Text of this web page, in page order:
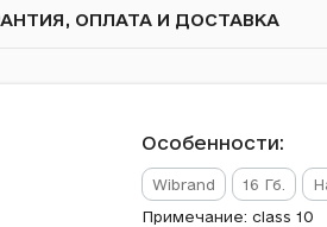
ОПЛАТА И ДОСТАВКА
Особенности:
Wibrand 16 Гб.
Примечание: class 10